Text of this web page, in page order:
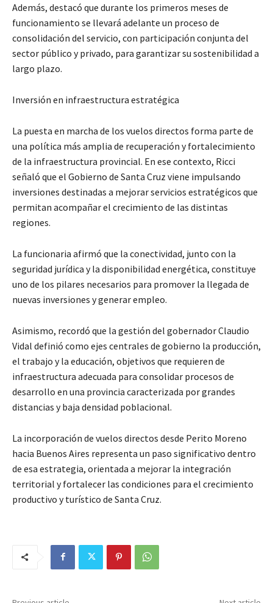
Además, destacó que durante los primeros meses de
funcionamiento se llevará adelante un proceso de
consolidación del servicio, con participación conjunta del
sector público y privado, para garantizar su sostenibilidad a
largo plazo.
Inversión en infraestructura estratégica
La puesta en marcha de los vuelos directos forma parte de
una política más amplia de recuperación y fortalecimiento
de la infraestructura provincial. En ese contexto, Ricci
señaló que el Gobierno de Santa Cruz viene impulsando
inversiones destinadas a mejorar servicios estratégicos que
permitan acompañar el crecimiento de las distintas
regiones.
La funcionaria afirmó que la conectividad, junto con la
seguridad jurídica y la disponibilidad energética, constituye
uno de los pilares necesarios para promover la llegada de
nuevas inversiones y generar empleo.
Asimismo, recordó que la gestión del gobernador Claudio
Vidal definió como ejes centrales de gobierno la producción,
el trabajo y la educación, objetivos que requieren de
infraestructura adecuada para consolidar procesos de
desarrollo en una provincia caracterizada por grandes
distancias y baja densidad poblacional.
La incorporación de vuelos directos desde Perito Moreno
hacia Buenos Aires representa un paso significativo dentro
de esa estrategia, orientada a mejorar la integración
territorial y fortalecer las condiciones para el crecimiento
productivo y turístico de Santa Cruz.